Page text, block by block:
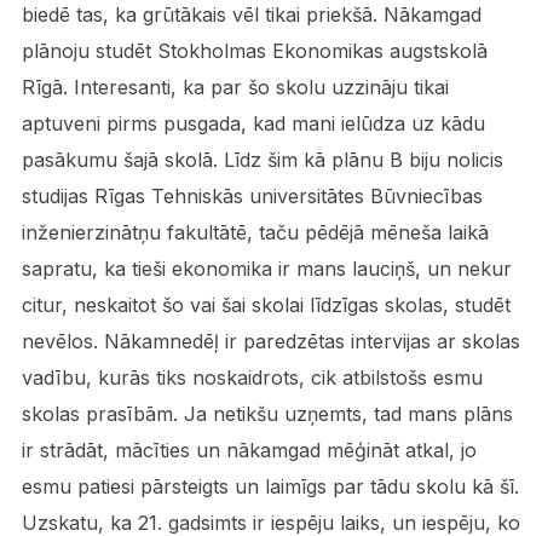
biedē tas, ka grūtākais vēl tikai priekšā. Nākamgad
plānoju studēt Stokholmas Ekonomikas augstskolā
Rīgā. Interesanti, ka par šo skolu uzzināju tikai
aptuveni pirms pusgada, kad mani ielūdza uz kādu
pasākumu šajā skolā. Līdz šim kā plānu B biju nolicis
studijas Rīgas Tehniskās universitātes Būvniecības
inženierzinātņu fakultātē, taču pēdējā mēneša laikā
sapratu, ka tieši ekonomika ir mans lauciņš, un nekur
citur, neskaitot šo vai šai skolai līdzīgas skolas, studēt
nevēlos. Nākamnedēļ ir paredzētas intervijas ar skolas
vadību, kurās tiks noskaidrots, cik atbilstošs esmu
skolas prasībām. Ja netikšu uzņemts, tad mans plāns
ir strādāt, mācīties un nākamgad mēģināt atkal, jo
esmu patiesi pārsteigts un laimīgs par tādu skolu kā šī.
Uzskatu, ka 21. gadsimts ir iespēju laiks, un iespēju, ko